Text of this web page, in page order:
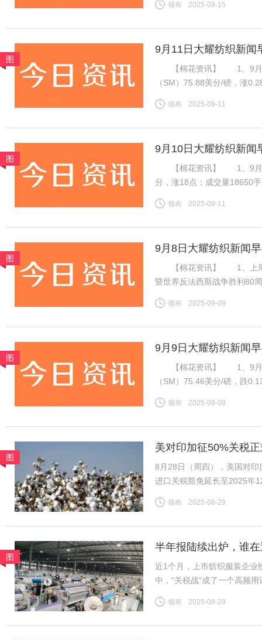
良好，新疆新棉吐絮率近
领布 2025-09-15
图
9月11日大耀纺织新闻
【棉花资讯】 1、9月10
（SM）75.88美分/磅，涨
磅，涨0.28美分/磅，折一般
领布 2025-09-11
图
9月10日大耀纺织新闻
【棉花资讯】 1、9月8
分，涨18点；成交量18650
增，对金融市场有非常重要
领布 2025-09-11
图
9月8日大耀纺织新闻
【棉花资讯】 1、上周国
暨世界反法西斯战争胜利80
不足，因此周内郑棉维持震
领布 2025-09-09
图
9月9日大耀纺织新闻
【棉花资讯】 1、9月8
（SM）75.46美分/磅，跌
磅，跌0.13美分/磅，折一般
领布 2025-09-09
图
美对印加征50%关税
底
8月28日（周四），美国对
进口关税豁免延长至2025
今年最后三个月。 这一
领布 2025-08-29
图
半年报陆续出炉，谁
近1个月，上市纺织服装企业
中，“关税战”成了一个高频
关税战到底影响几何？谁在
领布 2025-08-29